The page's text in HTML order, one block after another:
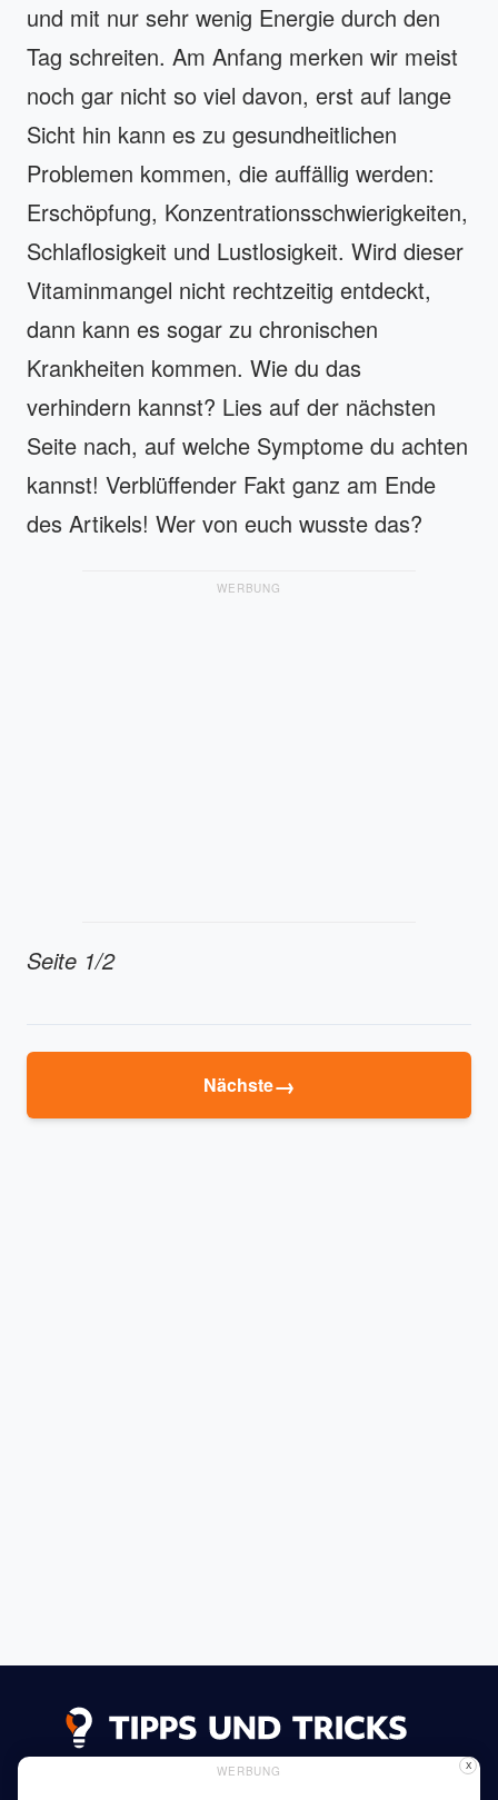
und mit nur sehr wenig Energie durch den
Tag schreiten. Am Anfang merken wir meist
noch gar nicht so viel davon, erst auf lange
Sicht hin kann es zu gesundheitlichen
Problemen kommen, die auffällig werden:
Erschöpfung, Konzentrationsschwierigkeiten,
Schlaflosigkeit und Lustlosigkeit. Wird dieser
Vitaminmangel nicht rechtzeitig entdeckt,
dann kann es sogar zu chronischen
Krankheiten kommen. Wie du das
verhindern kannst? Lies auf der nächsten
Seite nach, auf welche Symptome du achten
kannst! Verblüffender Fakt ganz am Ende
des Artikels! Wer von euch wusste das?
WERBUNG
Seite 1/2
Nächste→
WERBUNG X